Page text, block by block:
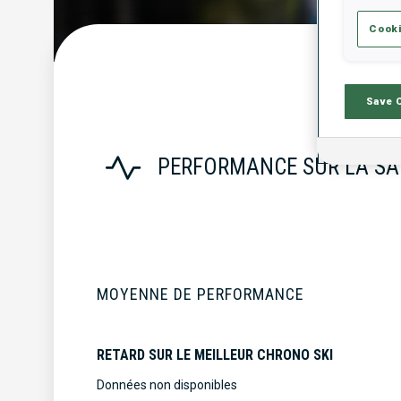
PERFORMANCE SUR LA
MOYENNE DE PERFORMANCE
RETARD SUR LE MEILLEUR CHRONO SKI
Données non disponibles
Save